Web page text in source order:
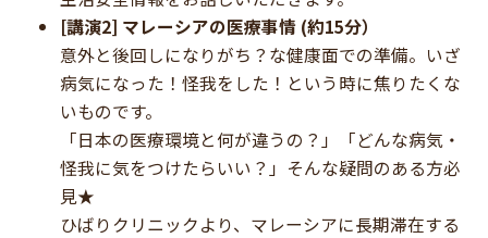
[講演2] マレーシアの医療事情 (約15分）
意外と後回しになりがち？な健康面での準備。いざ
病気になった！怪我をした！という時に焦りたくな
いものです。
「日本の医療環境と何が違うの？」「どんな病気・
怪我に気をつけたらいい？」そんな疑問のある方必
見★
ひばりクリニックより、マレーシアに長期滞在する